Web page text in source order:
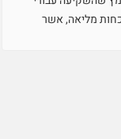
מליאה, אשר